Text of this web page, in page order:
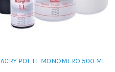
ACRY POL LL MONOMERO 500 ML